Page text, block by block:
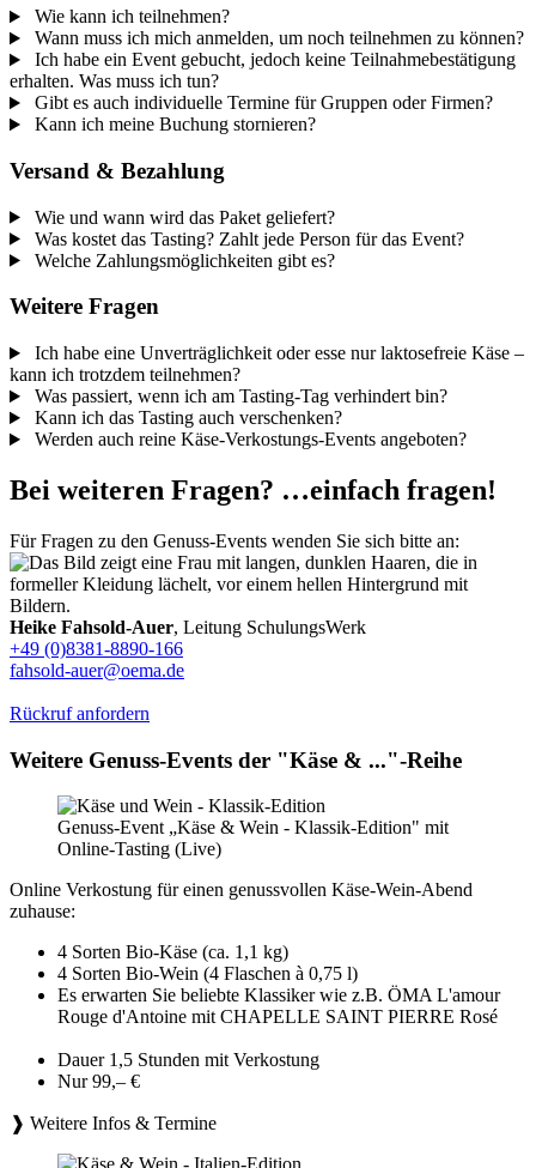
Wie kann ich teilnehmen?
Wann muss ich mich anmelden, um noch teilnehmen zu können?
Ich habe ein Event gebucht, jedoch keine Teilnahmebestätigung
erhalten. Was muss ich tun?
Gibt es auch individuelle Termine für Gruppen oder Firmen?
Kann ich meine Buchung stornieren?
Versand & Bezahlung
Wie und wann wird das Paket geliefert?
Was kostet das Tasting? Zahlt jede Person für das Event?
Welche Zahlungsmöglichkeiten gibt es?
Weitere Fragen
Ich habe eine Unverträglichkeit oder esse nur laktosefreie Käse –
kann ich trotzdem teilnehmen?
Was passiert, wenn ich am Tasting-Tag verhindert bin?
Kann ich das Tasting auch verschenken?
Werden auch reine Käse-Verkostungs-Events angeboten?
Bei weiteren Fragen? …einfach fragen!
Für Fragen zu den Genuss-Events wenden Sie sich bitte an:
Heike Fahsold-Auer, Leitung SchulungsWerk
+49 (0)8381-8890-166
fahsold-auer@oema.de
Rückruf anfordern
Weitere Genuss-Events der "Käse & ..."-Reihe
Genuss-Event „Käse & Wein - Klassik-Edition" mit
Online-Tasting (Live)
Online Verkostung für einen genussvollen Käse-Wein-Abend
zuhause:
4 Sorten Bio-Käse (ca. 1,1 kg)
4 Sorten Bio-Wein (4 Flaschen à 0,75 l)
Es erwarten Sie beliebte Klassiker wie z.B. ÖMA L'amour
Rouge d'Antoine mit CHAPELLE SAINT PIERRE Rosé
Dauer 1,5 Stunden mit Verkostung
Nur 99,– €
❱ Weitere Infos & Termine